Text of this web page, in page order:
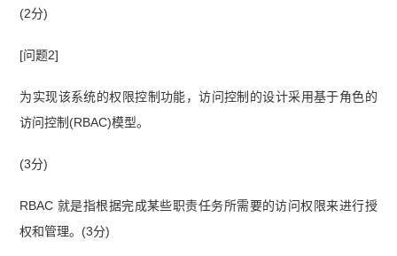
(2分)
[问题2]
为实现该系统的权限控制功能，访问控制的设计采用基于角色的
访问控制(RBAC)模型。
(3分)
RBAC 就是指根据完成某些职责任务所需要的访问权限来进行授
权和管理。(3分)